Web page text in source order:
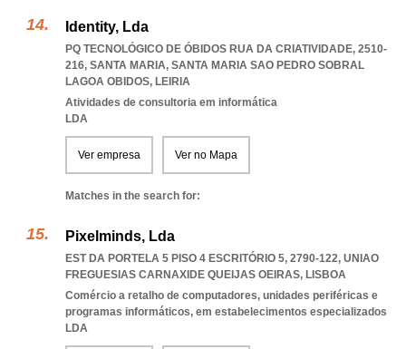
Identity, Lda
PQ TECNOLÓGICO DE ÓBIDOS RUA DA CRIATIVIDADE, 2510-
216, SANTA MARIA, SANTA MARIA SAO PEDRO SOBRAL
LAGOA OBIDOS, LEIRIA
Atividades de consultoria em informática
LDA
Ver empresa Ver no Mapa
Matches in the search for:
Pixelminds, Lda
EST DA PORTELA 5 PISO 4 ESCRITÓRIO 5, 2790-122, UNIAO
FREGUESIAS CARNAXIDE QUEIJAS OEIRAS, LISBOA
Comércio a retalho de computadores, unidades periféricas e
programas informáticos, em estabelecimentos especializados
LDA